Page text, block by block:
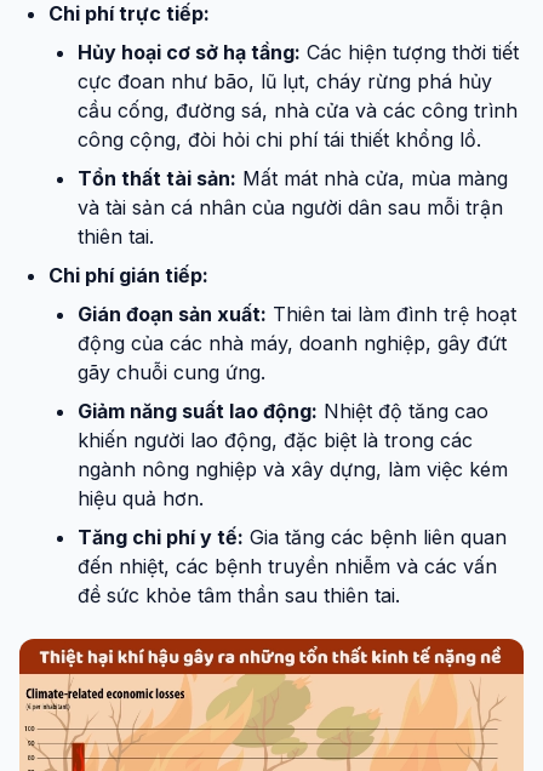
Chi phí trực tiếp:
Hủy hoại cơ sở hạ tầng: Các hiện tượng thời tiết
cực đoan như bão, lũ lụt, cháy rừng phá hủy
cầu cống, đường sá, nhà cửa và các công trình
công cộng, đòi hỏi chi phí tái thiết khổng lồ.
Tổn thất tài sản: Mất mát nhà cửa, mùa màng
và tài sản cá nhân của người dân sau mỗi trận
thiên tai.
Chi phí gián tiếp:
Gián đoạn sản xuất: Thiên tai làm đình trệ hoạt
động của các nhà máy, doanh nghiệp, gây đứt
gãy chuỗi cung ứng.
Giảm năng suất lao động: Nhiệt độ tăng cao
khiến người lao động, đặc biệt là trong các
ngành nông nghiệp và xây dựng, làm việc kém
hiệu quả hơn.
Tăng chi phí y tế: Gia tăng các bệnh liên quan
đến nhiệt, các bệnh truyền nhiễm và các vấn
đề sức khỏe tâm thần sau thiên tai.